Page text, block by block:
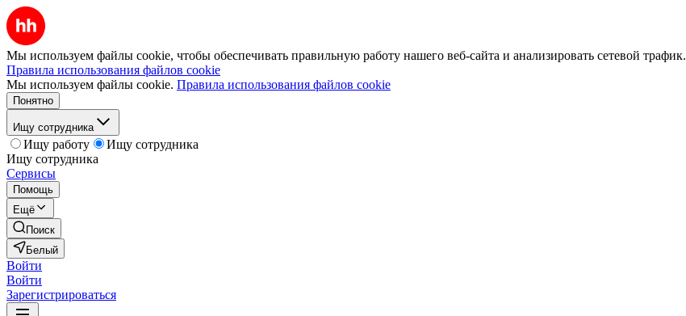
Мы используем файлы cookie, чтобы обеспечивать правильную работу нашего веб-сайта и анализировать сетевой трафик.
Правила использования файлов cookie
Мы используем файлы cookie. Правила использования файлов cookie
Понятно
Ищу сотрудника
Ищу работу
Ищу сотрудника
Ищу сотрудника
Сервисы
Помощь
Ещё
Поиск
Белый
Войти
Войти
Зарегистрироваться